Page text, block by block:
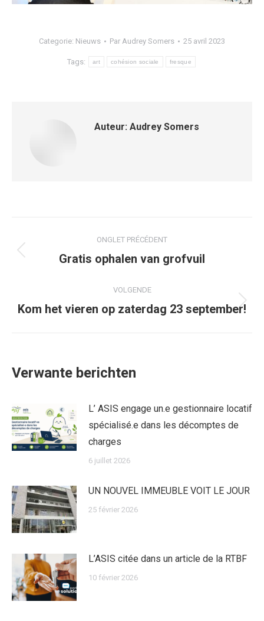
Categorie: Nieuws Par Audrey Somers 25 avril 2023
Tags: art cohésion sociale fresque
Auteur: Audrey Somers
ONGLET PRÉCÉDENT
Vorige
Gratis ophalen van grofvuil
VOLGENDE
Volgende
Kom het vieren op zaterdag 23 september!
Verwante berichten
L’ ASIS engage un.e gestionnaire locatif
spécialisé.e dans les décomptes de
charges
6 juillet 2026
UN NOUVEL IMMEUBLE VOIT LE JOUR
25 février 2026
L’ASIS citée dans un article de la RTBF
10 février 2026